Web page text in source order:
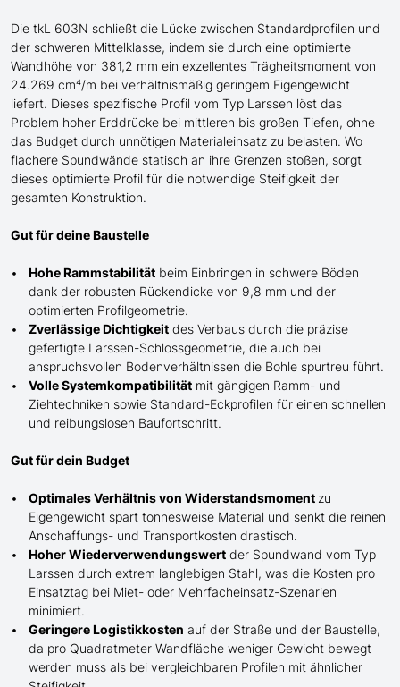
Die tkL 603N schließt die Lücke zwischen Standardprofilen und
der schweren Mittelklasse, indem sie durch eine optimierte
Wandhöhe von 381,2 mm ein exzellentes Trägheitsmoment von
24.269 cm⁴/m bei verhältnismäßig geringem Eigengewicht
liefert. Dieses spezifische Profil vom Typ Larssen löst das
Problem hoher Erddrücke bei mittleren bis großen Tiefen, ohne
das Budget durch unnötigen Materialeinsatz zu belasten. Wo
flachere Spundwände statisch an ihre Grenzen stoßen, sorgt
dieses optimierte Profil für die notwendige Steifigkeit der
gesamten Konstruktion.
Gut für deine Baustelle
Hohe Rammstabilität beim Einbringen in schwere Böden
dank der robusten Rückendicke von 9,8 mm und der
optimierten Profilgeometrie.
Zverlässige Dichtigkeit des Verbaus durch die präzise
gefertigte Larssen-Schlossgeometrie, die auch bei
anspruchsvollen Bodenverhältnissen die Bohle spurtreu führt.
Volle Systemkompatibilität mit gängigen Ramm- und
Ziehtechniken sowie Standard-Eckprofilen für einen schnellen
und reibungslosen Baufortschritt.
Gut für dein Budget
Optimales Verhältnis von Widerstandsmoment zu
Eigengewicht spart tonnesweise Material und senkt die reinen
Anschaffungs- und Transportkosten drastisch.
Hoher Wiederverwendungswert der Spundwand vom Typ
Larssen durch extrem langlebigen Stahl, was die Kosten pro
Einsatztag bei Miet- oder Mehrfacheinsatz-Szenarien
minimiert.
Geringere Logistikkosten auf der Straße und der Baustelle,
da pro Quadratmeter Wandfläche weniger Gewicht bewegt
werden muss als bei vergleichbaren Profilen mit ähnlicher